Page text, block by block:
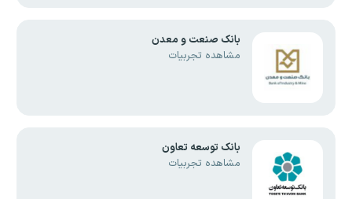
بانک صنعت و معدن
مشاهده تجربیات
بانک توسعه تعاون
مشاهده تجربیات